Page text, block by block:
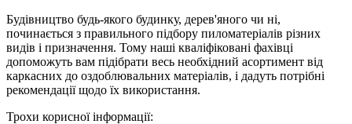
Будівництво будь-якого будинку, дерев'яного чи ні,
починається з правильного підбору пиломатеріалів різних
видів і призначення. Тому наші кваліфіковані фахівці
допоможуть вам підібрати весь необхідний асортимент від
каркасних до оздоблювальних матеріалів, і дадуть потрібні
рекомендації щодо їх використання.
Трохи корисної інформації: